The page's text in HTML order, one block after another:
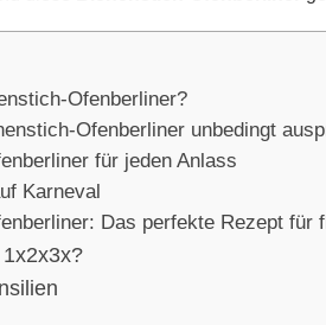
Ofenberliner?
Ofenberliner unbedingt
für jeden Anlass
Karneval
Das perfekte Rezept für